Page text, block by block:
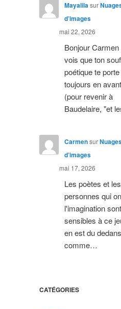
Mayalilasur
d’images
mai 22, 2026
Bonjour
vois que ton
poétique te porte
toujours en avant
(pour revenir à
Baudelaire, "et
Carmensur
d’images
mai 17, 2026
Les poètes et les
personnes qui
l'imagination sont
sensibles à ce
en est du dedans
comme…
CATÉGORIES